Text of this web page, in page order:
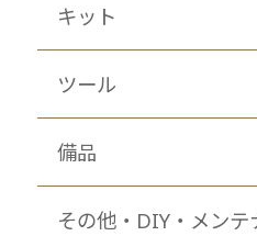
キット
ツール
備品
その他・DIY・メンテ